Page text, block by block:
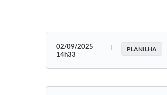
02/09/2025
14h33
PLANILHA